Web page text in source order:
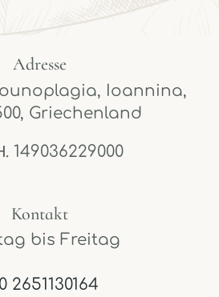
Adresse
Ioannina,
Griechenland
149036229000
Kontakt
bis Freitag
2651130164